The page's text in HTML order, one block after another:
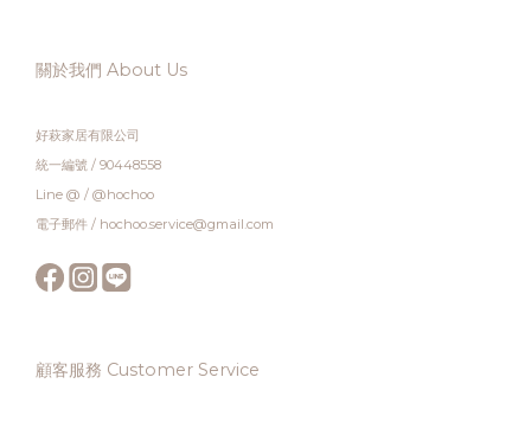
關於我們 About Us
好萩家居有限公司
統一編號 / 90448558
Line @ / @hochoo
電子郵件 / hochoo.service@gmail.com
顧客服務 Customer Service